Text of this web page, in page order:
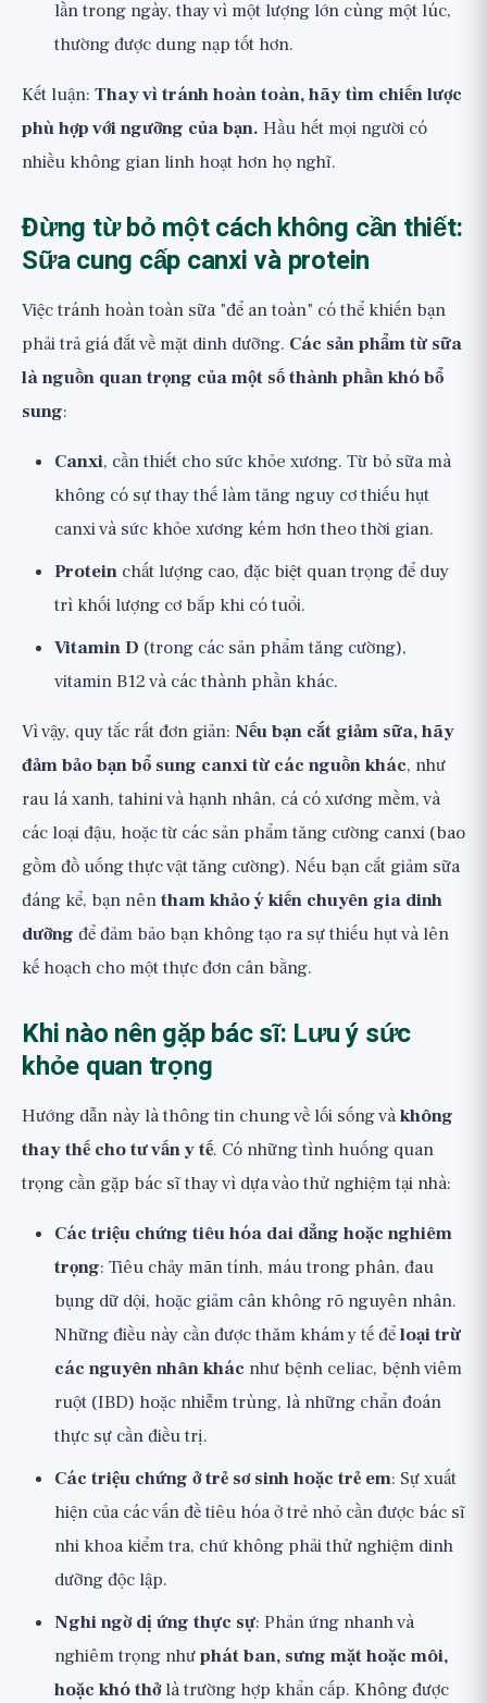
lần trong ngày, thay vì một lượng lớn cùng một lúc,
thường được dung nạp tốt hơn.
Kết luận: Thay vì tránh hoàn toàn, hãy tìm chiến lược
phù hợp với ngưỡng của bạn. Hầu hết mọi người có
nhiều không gian linh hoạt hơn họ nghĩ.
Đừng từ bỏ một cách không cần thiết:
Sữa cung cấp canxi và protein
Việc tránh hoàn toàn sữa "để an toàn" có thể khiến bạn
phải trả giá đắt về mặt dinh dưỡng. Các sản phẩm từ sữa
là nguồn quan trọng của một số thành phần khó bổ
sung:
Canxi, cần thiết cho sức khỏe xương. Từ bỏ sữa mà
không có sự thay thế làm tăng nguy cơ thiếu hụt
canxi và sức khỏe xương kém hơn theo thời gian.
Protein chất lượng cao, đặc biệt quan trọng để duy
trì khối lượng cơ bắp khi có tuổi.
Vitamin D (trong các sản phẩm tăng cường),
vitamin B12 và các thành phần khác.
Vì vậy, quy tắc rất đơn giản: Nếu bạn cắt giảm sữa, hãy
đảm bảo bạn bổ sung canxi từ các nguồn khác, như
rau lá xanh, tahini và hạnh nhân, cá có xương mềm, và
các loại đậu, hoặc từ các sản phẩm tăng cường canxi (bao
gồm đồ uống thực vật tăng cường). Nếu bạn cắt giảm sữa
đáng kể, bạn nêntham khảo ý kiến chuyên gia dinh
dưỡng để đảm bảo bạn không tạo ra sự thiếu hụt và lên
kế hoạch cho một thực đơn cân bằng.
Khi nào nên gặp bác sĩ: Lưu ý sức
khỏe quan trọng
Hướng dẫn này là thông tin chung về lối sống vàkhông
thay thế cho tư vấn y tế. Có những tình huống quan
trọng cần gặp bác sĩ thay vì dựa vào thử nghiệm tại nhà:
Các triệu chứng tiêu hóa dai dẳng hoặc nghiêm
trọng: Tiêu chảy mãn tính, máu trong phân, đau
bụng dữ dội, hoặc giảm cân không rõ nguyên nhân.
Những điều này cần được thăm khám y tế đểloại trừ
các nguyên nhân khác như bệnh celiac, bệnh viêm
ruột (IBD) hoặc nhiễm trùng, là những chẩn đoán
thực sự cần điều trị.
Các triệu chứng ở trẻ sơ sinh hoặc trẻ em: Sự xuất
hiện của các vấn đề tiêu hóa ở trẻ nhỏ cần được bác sĩ
nhi khoa kiểm tra, chứ không phải thử nghiệm dinh
dưỡng độc lập.
Nghi ngờ dị ứng thực sự: Phản ứng nhanh và
nghiêm trọng nhưphát ban, sưng mặt hoặc môi,
hoặc khó thởlà trường hợp khẩn cấp. Không được